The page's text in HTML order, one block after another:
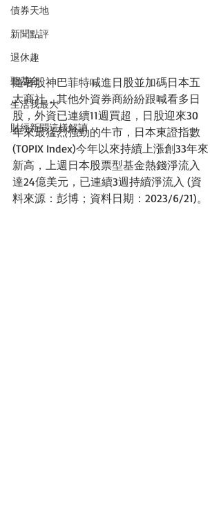
債券天地
新聞點評
退休趣
聽基金
生活我最大
財經新聞這樣解讀
隨著股神巴菲特喊進日股並加碼日本五
大商社，其他外資券商紛紛跟喊看多日
股，外資已連續11週買超，日股迎來30
年來最猛烈強勁的牛市，日本東證指數
(TOPIX Index)今年以來持續上漲創33年來
新高，上週日本股票型基金熱錢淨流入
達24億美元，已連續3週持續淨流入 (資
料來源：彭博；資料日期：2023/6/21)。